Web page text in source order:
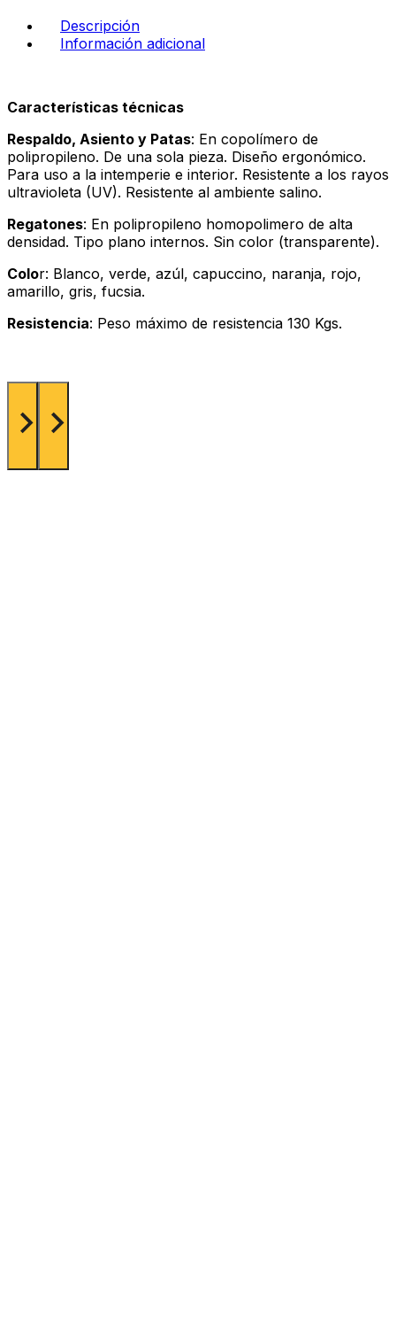
Descripción
Información adicional
Características técnicas
Respaldo, Asiento y Patas: En copolímero de
polipropileno. De una sola pieza. Diseño ergonómico.
Para uso a la intemperie e interior. Resistente a los rayos
ultravioleta (UV). Resistente al ambiente salino.
Regatones: En polipropileno homopolimero de alta
densidad. Tipo plano internos. Sin color (transparente).
Color: Blanco, verde, azúl, capuccino, naranja, rojo,
amarillo, gris, fucsia.
Resistencia: Peso máximo de resistencia 130 Kgs.